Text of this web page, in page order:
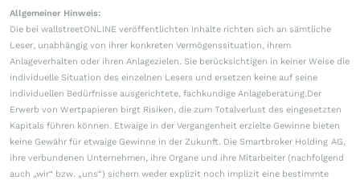
Allgemeiner Hinweis:
Die bei wallstreetONLINE veröffentlichten Inhalte richten sich an sämtliche
Leser, unabhängig von ihrer konkreten Vermögenssituation, ihrem
Anlageverhalten oder ihren Anlagezielen. Sie berücksichtigen in keiner Weise die
individuelle Situation des einzelnen Lesers und ersetzen keine auf seine
individuellen Bedürfnisse ausgerichtete, fachkundige Anlageberatung.Der
Erwerb von Wertpapieren birgt Risiken, die zum Totalverlust des eingesetzten
Kapitals führen können. Etwaige in der Vergangenheit erzielte Gewinne bieten
keine Gewähr für etwaige Gewinne in der Zukunft. Die Smartbroker Holding AG,
ihre verbundenen Unternehmen, ihre Organe und ihre Mitarbeiter (nachfolgend
auch „wir“ bzw. „uns“) sichern weder explizit noch implizit eine bestimmte